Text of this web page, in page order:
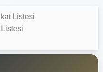
Listesi